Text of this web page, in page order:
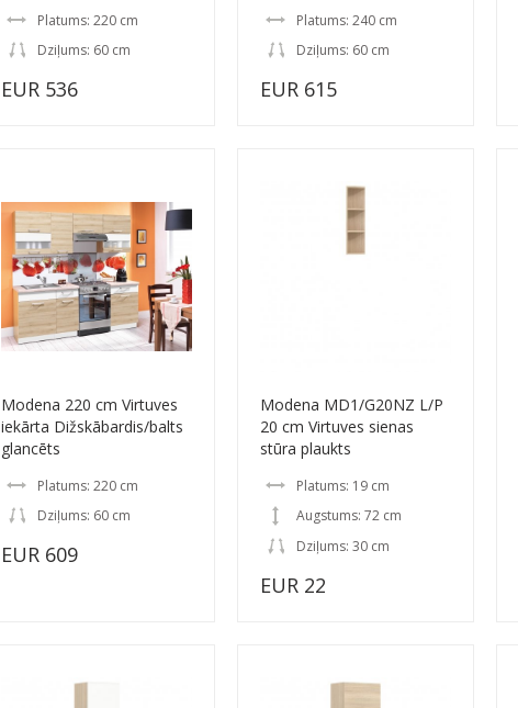
Platums: 220 cm
Dziļums: 60 cm
EUR 536
Platums: 240 cm
Dziļums: 60 cm
EUR 615
Modena 220 cm Virtuves
iekārta Dižskābardis/balts
glancēts
Platums: 220 cm
Dziļums: 60 cm
EUR 609
Modena MD1/G20NZ L/P
20 cm Virtuves sienas
stūra plaukts
Platums: 19 cm
Augstums: 72 cm
Dziļums: 30 cm
EUR 22